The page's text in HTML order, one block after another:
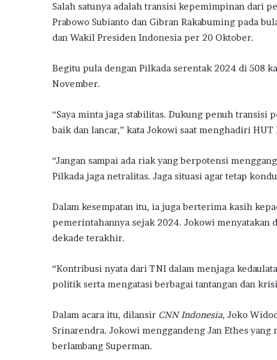
Salah satunya adalah transisi kepemimpinan dari
Prabowo Subianto dan Gibran Rakabuming pada
dan Wakil Presiden Indonesia per 20 Oktober.
Begitu pula dengan Pilkada serentak 2024 di 508
November.
“Saya minta jaga stabilitas. Dukung penuh
baik dan lancar,” kata Jokowi saat menghadiri
“Jangan sampai ada riak yang berpotensi
Pilkada jaga netralitas. Jaga situasi agar tetap
Dalam kesempatan itu, ia juga berterima kasih
pemerintahannya sejak 2024. Jokowi menyatakan
dekade terakhir.
“Kontribusi nyata dari TNI dalam menjaga
politik serta mengatasi berbagai tantangan dan
Dalam acara itu, dilansir CNN Indonesia, Joko
Srinarendra. Jokowi menggandeng Jan Ethes
berlambang Superman.